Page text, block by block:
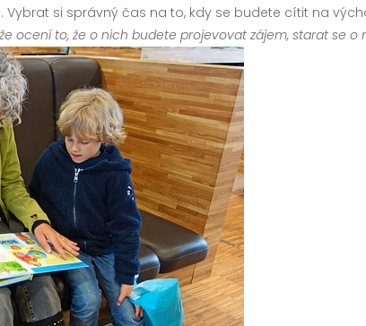
si správný čas na to, kdy se budete cítit na
ocení to, že o nich budete projevovat zájem, starat se